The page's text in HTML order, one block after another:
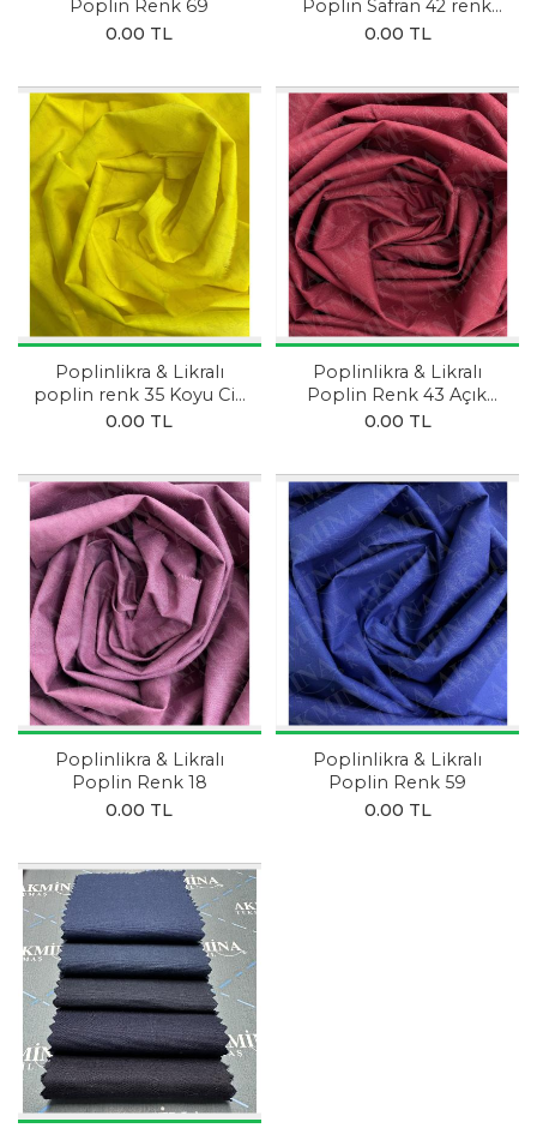
Poplin Renk 69
0.00 TL
Poplin Safran 42 renk
Hardal Sarısı
0.00 TL
Poplinlikra & Likralı
poplin renk 35 Koyu Civ
Civ Sarısı
0.00 TL
Poplinlikra & Likralı
Poplin Renk 43 Açık
Bordo
0.00 TL
Poplinlikra & Likralı
Poplin Renk 18
0.00 TL
Poplinlikra & Likralı
Poplin Renk 59
0.00 TL